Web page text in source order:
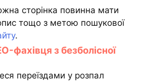
сторінка повинна мати
тощо з метою пошукової
.
фахівця з безболісної
переїздами у розпал